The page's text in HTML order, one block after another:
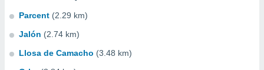
Parcent (2.29 km)
Jalón (2.74 km)
Llosa de Camacho (3.48 km)